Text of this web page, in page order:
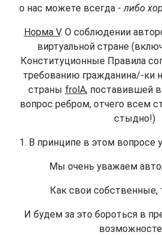
о нас можете всегда -либо
Норма V. О соблюдении
виртуальной стране
Конституционные Правила
требованию гражданина/-ки
страны frolA, поставившей
вопрос ребром, отчего всем
стыдно!)
1. В принципе в этом вопросе
Мы очень уважаем
Как свои собственные,
И будем за это бороться в